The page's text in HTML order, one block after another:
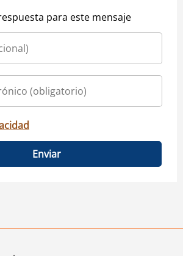
para este mensaje
Enviar